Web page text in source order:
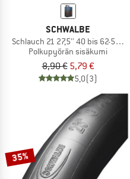
SCHWALBE
Schlauch 21 27,5'' 40 bis 62-584 SV
Polkupyörän sisäkumi
8,90 € 5,79 €
5,0(3)
35%